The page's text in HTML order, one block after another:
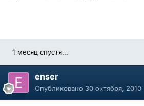
1 месяц спустя...
enser
Опубликовано 30 октября, 2010